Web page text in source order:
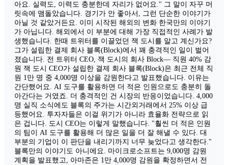
아요. 실력도, 이력도 충분한데 자리가 없어요." 그 말이 자꾸 머
릿속에 맴돌았습니다. 경기가 안 좋아서, 그런 단순한 이야기가
아닐 것 같았거든요. 이미 시작된 해외의 변화 한국만의 이야기
가 아닙니다. 해외에서 이 부분에 대해 가장 직접적인 사례가 발
생했습니다. 한때 트위터를 이끌었던 잭 도시를 알고 계신가요?
그가 설립한 결제 회사 블록(Block)에서 꽤 충격적인 일이 벌어
졌습니다. 전 트위터 CEO, 잭 도시의 회사 Block— 직원 40% 감
원 잭 도시 CEO가 설립한 결제 회사 블록(Block)은 최근 전체 직
원 1만 명 중 4,000명 이상을 감원한다고 발표했습니다. 이유는
간단했어요. AI 도구를 활용하면 더 적은 인원으로도 충분히 돌
아간다는 거였죠. 더 충격적인 건 시장의 반응이었습니다. 4,000
명 실직 소식에도 블록의 주가는 시간외거래에서 25% 이상 급
등했어요. 투자자들은 이걸 위기가 아니라 효율화 전략으로 읽
은 겁니다. 도시 CEO는 이렇게 말했습니다. "훨씬 더 적은 인원
의 팀이 AI 도구를 활용해 더 많은 일을 더 잘 해낼 수 있다. 대
부분의 기업이 이 판단을 내리기까지 너무 늦었다고 생각한다."
블록만의 이야기도 아니에요. 마이크로소프트는 9,000명 감원
계획을 발표했고, 아마존은 1만 4,000명 감원을 확정하면서 전